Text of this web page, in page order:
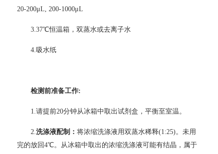
20-200μL, 200-1000μL
3.37℃恒温箱，双蒸水或去离子水
4.吸水纸
检测前准备工作:
1.请提前20分钟从冰箱中取出试剂盒，平衡至室温。
2.洗涤液配制： 将浓缩洗涤液用双蒸水稀释(1:25)。未用
完的放回4℃。从冰箱中取出的浓缩洗涤液可能有结晶，属于